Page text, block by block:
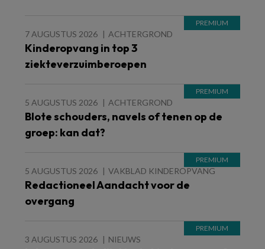
7 AUGUSTUS 2026 ACHTERGROND
Kinderopvang in top 3
ziekteverzuimberoepen
5 AUGUSTUS 2026 ACHTERGROND
Blote schouders, navels of tenen op de
groep: kan dat?
5 AUGUSTUS 2026 VAKBLAD KINDEROPVANG
Redactioneel Aandacht voor de
overgang
3 AUGUSTUS 2026 NIEUWS